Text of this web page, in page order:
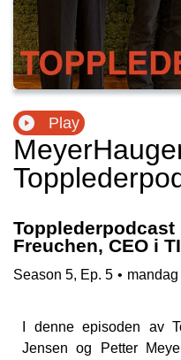
Play
Topplederpodcast
Freuchen, CEO i
Season 5, Ep. 5 •
I denne episoden av
Jensen og Petter